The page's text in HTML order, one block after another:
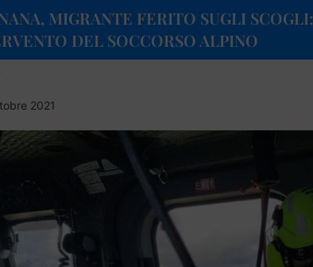
MIGRANTE FERITO SUGLI SCOGLI:
DEL SOCCORSO ALPINO
2021